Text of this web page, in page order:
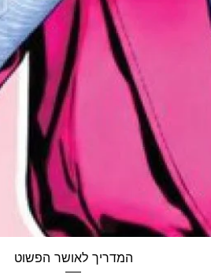
תצוגה מהירה
המדריך לאושר הפשוט